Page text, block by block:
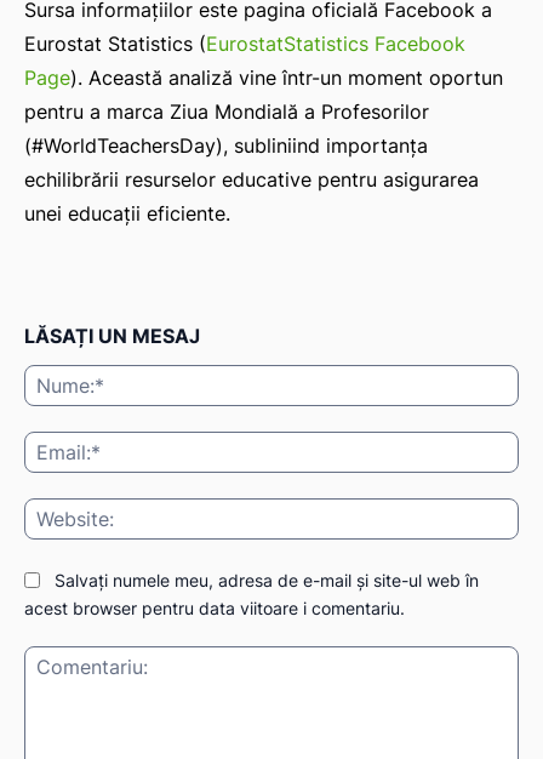
Sursa informațiilor este pagina oficială Facebook a
Eurostat Statistics (EurostatStatistics Facebook
Page). Această analiză vine într-un moment oportun
pentru a marca Ziua Mondială a Profesorilor
(#WorldTeachersDay), subliniind importanța
echilibrării resurselor educative pentru asigurarea
unei educații eficiente.
LĂSAȚI UN MESAJ
Salvați numele meu, adresa de e-mail și site-ul web în
acest browser pentru data viitoare i comentariu.